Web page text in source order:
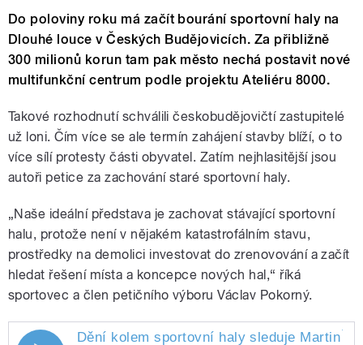
Do poloviny roku má začít bourání sportovní haly na
Dlouhé louce v Českých Budějovicích. Za přibližně
300 milionů korun tam pak město nechá postavit nové
multifunkční centrum podle projektu Ateliéru 8000.
Takové rozhodnutí schválili českobudějovičtí zastupitelé
už loni. Čím více se ale termín zahájení stavby blíží, o to
více sílí protesty části obyvatel. Zatím nejhlasitější jsou
autoři petice za zachování staré sportovní haly.
„Naše ideální představa je zachovat stávající sportovní
halu, protože není v nějakém katastrofálním stavu,
prostředky na demolici investovat do zrenovování a začít
hledat řešení místa a koncepce nových hal,“ říká
sportovec a člen petičního výboru Václav Pokorný.
Dění kolem sportovní haly sleduje Martin